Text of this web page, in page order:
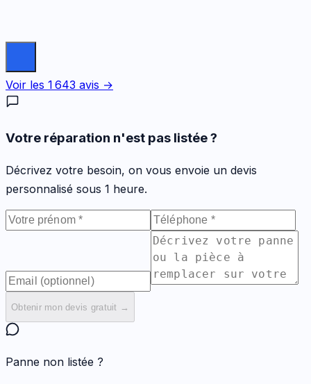
Voir les 1 643 avis →
Votre réparation n'est pas listée ?
Décrivez votre besoin, on vous envoie un devis
personnalisé sous 1 heure.
Obtenir mon devis gratuit →
Panne non listée ?